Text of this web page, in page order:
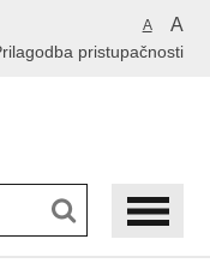
A A
pristupačnosti